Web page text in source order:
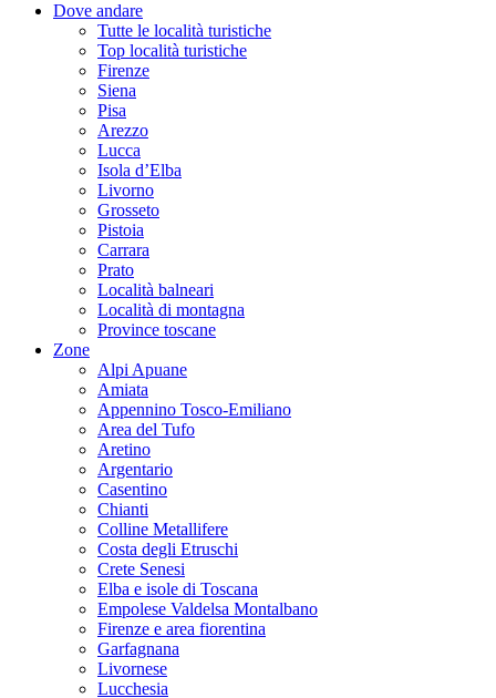
Dove andare
Tutte le località turistiche
Top località turistiche
Firenze
Siena
Pisa
Arezzo
Lucca
Isola d’Elba
Livorno
Grosseto
Pistoia
Carrara
Prato
Località balneari
Località di montagna
Province toscane
Zone
Alpi Apuane
Amiata
Appennino Tosco-Emiliano
Area del Tufo
Aretino
Argentario
Casentino
Chianti
Colline Metallifere
Costa degli Etruschi
Crete Senesi
Elba e isole di Toscana
Empolese Valdelsa Montalbano
Firenze e area fiorentina
Garfagnana
Livornese
Lucchesia